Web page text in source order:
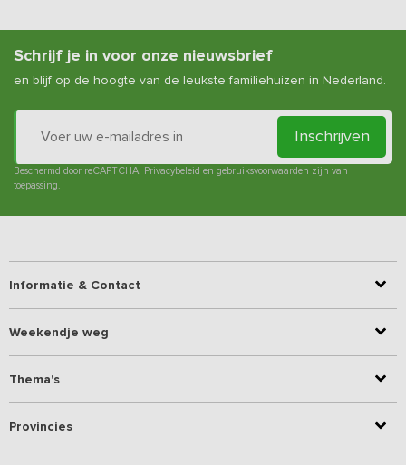
Schrijf je in voor onze nieuwsbrief
en blijf op de hoogte van de leukste familiehuizen in Nederland.
Inschrijven
Beschermd door reCAPTCHA. Privacybeleid en gebruiksvoorwaarden zijn van
toepassing.
Informatie & Contact
Weekendje weg
Thema's
Provincies